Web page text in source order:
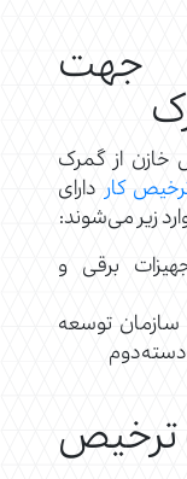
جهت
خازن از گمرک
کاردارای
زیر می‌شوند:
برقی و
مجوز فنی از کمیسیون ماده 1 سازمان توسعه
دسته‌دوم
ترخیص